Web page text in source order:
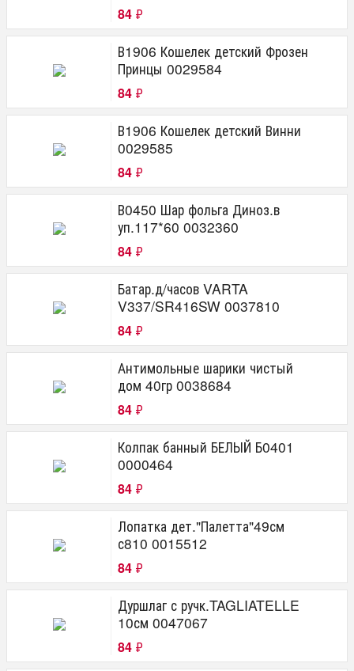
84 ₽
В1906 Кошелек детский Фрозен
Принцы 0029584
84 ₽
В1906 Кошелек детский Винни
0029585
84 ₽
В0450 Шар фольга Диноз.в
уп.117*60 0032360
84 ₽
Батар.д/часов VARTA
V337/SR416SW 0037810
84 ₽
Антимольные шарики чистый
дом 40гр 0038684
84 ₽
Колпак банный БЕЛЫЙ Б0401
0000464
84 ₽
Лопатка дет."Палетта"49см
с810 0015512
84 ₽
Дуршлаг с ручк.TAGLIATELLE
10см 0047067
84 ₽